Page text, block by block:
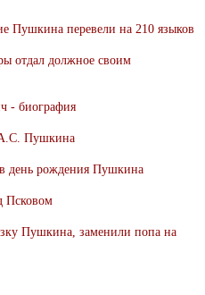
Пушкина перевели на 210 языков
отдал должное своим
- биография
А.С. Пушкина
день рождения Пушкина
Псковом
Пушкина, заменили попа на